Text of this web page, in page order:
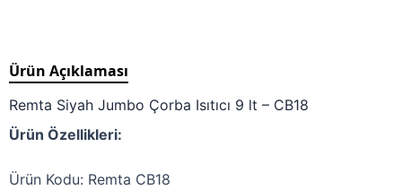
Ürün Açıklaması
Remta Siyah Jumbo Çorba Isıtıcı 9 lt – CB18
Ürün Özellikleri:
Ürün Kodu: Remta CB18